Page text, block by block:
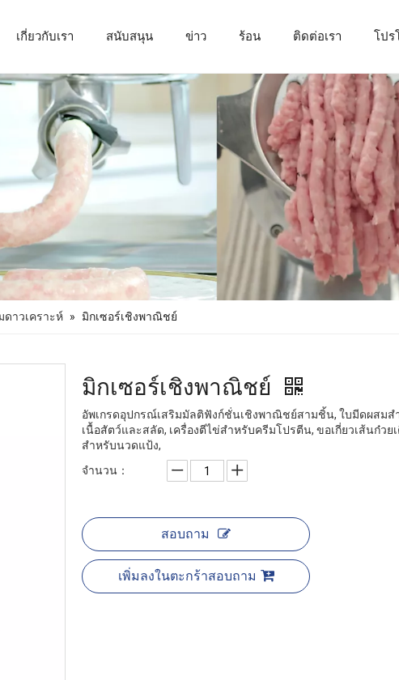
เกี่ยวกับเรา สนับสนุน ข่าว ร้อน ติดต่อเรา โปร
ดาวเคราะห์ » มิกเซอร์เชิงพาณิชย์
มิกเซอร์เชิงพาณิชย์
อัพเกรดอุปกรณ์เสริมมัลติฟังก์ชั่นเชิงพาณิชย์สามชิ้น, ใบมีดผสมส
เนื้อสัตว์และสลัด, เครื่องตีไข่สำหรับครีมโปรตีน, ขอเกี่ยวเส้นก๋วย
สำหรับนวดแป้ง,
จำนวน：
สอบถาม
เพิ่มลงในตะกร้าสอบถาม